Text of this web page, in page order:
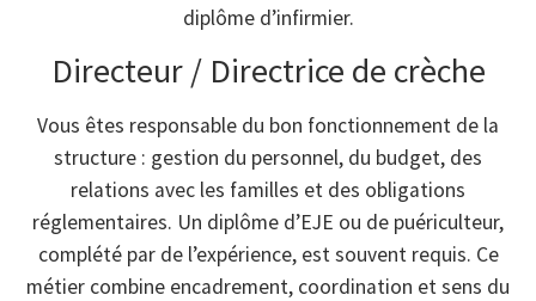
diplôme d’infirmier.
Directeur / Directrice de crèche
Vous êtes responsable du bon fonctionnement de la
structure : gestion du personnel, du budget, des
relations avec les familles et des obligations
réglementaires. Un diplôme d’EJE ou de puériculteur,
complété par de l’expérience, est souvent requis. Ce
métier combine encadrement, coordination et sens du